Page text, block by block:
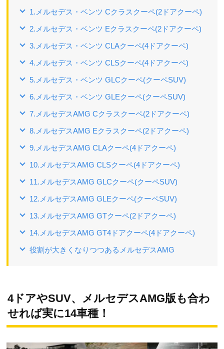
1.メルセデス・ベンツ Cクラスクーペ(2ドアクーペ)
2.メルセデス・ベンツ Eクラスクーペ(2ドアクーペ)
3.メルセデス・ベンツ CLAクーペ(4ドアクーペ)
4.メルセデス・ベンツ CLSクーペ(4ドアクーペ)
5.メルセデス・ベンツ GLCクーペ(クーペSUV)
6.メルセデス・ベンツ GLEクーペ(クーペSUV)
7.メルセデスAMG Cクラスクーペ(2ドアクーペ)
8.メルセデスAMG Eクラスクーペ(2ドアクーペ)
9.メルセデスAMG CLAクーペ(4ドアクーペ)
10.メルセデスAMG CLSクーペ(4ドアクーペ)
11.メルセデスAMG GLCクーペ(クーペSUV)
12.メルセデスAMG GLEクーペ(クーペSUV)
13.メルセデスAMG GTクーペ(2ドアクーペ)
14.メルセデスAMG GT4ドアクーペ(4ドアクーペ)
役割が大きくなりつつあるメルセデスAMG
4ドアやSUV、メルセデスAMG版も合わ
せれば実に14車種！